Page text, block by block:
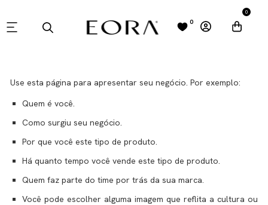
0
0
Use esta página para apresentar seu negócio. Por exemplo:
Quem é você.
Como surgiu seu negócio.
Por que você este tipo de produto.
Há quanto tempo você vende este tipo de produto.
Quem faz parte do time por trás da sua marca.
Você pode escolher alguma imagem que reflita a cultura ou